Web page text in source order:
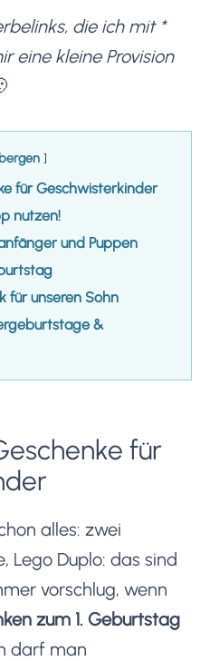
die ich mit *
eine kleine Provision
für Geschwisterkinder
nutzen!
und Puppen
für unseren Sohn
&
für
alles: zwei
Lego Duplo: das sind
vorschlug, wenn
zum 1. Geburtstag
darf man